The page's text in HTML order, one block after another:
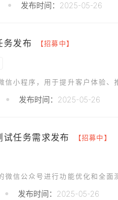
发布时间：2025-05-26
发布 【招募中】
发布时间：2025-05-26
任务需求发布 【招募中】
发布时间：2025-05-26